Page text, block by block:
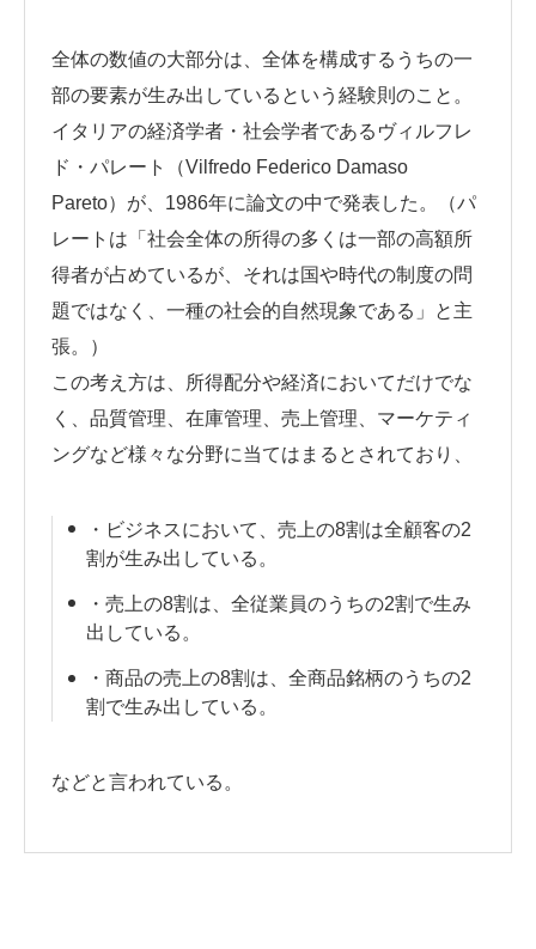
全体の数値の大部分は、全体を構成するうちの一
部の要素が生み出しているという経験則のこと。
イタリアの経済学者・社会学者であるヴィルフレ
ド・パレート（Vilfredo Federico Damaso
Pareto）が、1986年に論文の中で発表した。（パ
レートは「社会全体の所得の多くは一部の高額所
得者が占めているが、それは国や時代の制度の問
題ではなく、一種の社会的自然現象である」と主
張。）
この考え方は、所得配分や経済においてだけでな
く、品質管理、在庫管理、売上管理、マーケティ
ングなど様々な分野に当てはまるとされており、
・ビジネスにおいて、売上の8割は全顧客の2
割が生み出している。
・売上の8割は、全従業員のうちの2割で生み
出している。
・商品の売上の8割は、全商品銘柄のうちの2
割で生み出している。
などと言われている。